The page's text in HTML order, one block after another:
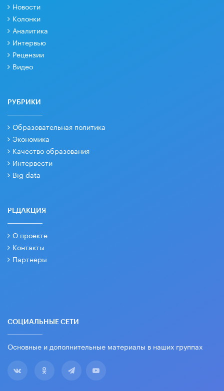
Новости
Колонки
Аналитика
Интервью
Рецензии
Видео
РУБРИКИ
Образовательная политика
Экономика
Качество образования
Интервести
Big data
РЕДАКЦИЯ
О проекте
Контакты
Партнеры
СОЦИАЛЬНЫЕ СЕТИ
Основные и дополнительные материалы в наших группах